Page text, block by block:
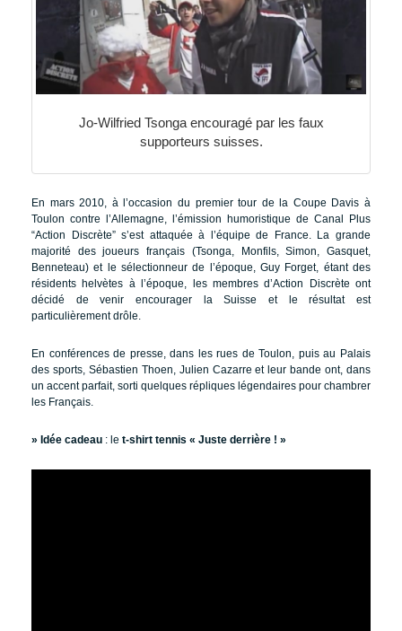
Jo-Wilfried Tsonga encouragé par les faux
supporteurs suisses.
En mars 2010, à l’occasion du premier tour de la Coupe Davis à
Toulon contre l’Allemagne, l’émission humoristique de Canal Plus
“Action Discrète” s’est attaquée à l’équipe de France. La grande
majorité des joueurs français (Tsonga, Monfils, Simon, Gasquet,
Benneteau) et le sélectionneur de l’époque, Guy Forget, étant des
résidents helvètes à l’époque, les membres d’Action Discrète ont
décidé de venir encourager la Suisse et le résultat est
particulièrement drôle.
En conférences de presse, dans les rues de Toulon, puis au Palais
des sports, Sébastien Thoen, Julien Cazarre et leur bande ont, dans
un accent parfait, sorti quelques répliques légendaires pour chambrer
les Français.
» Idée cadeau : le t-shirt tennis « Juste derrière ! »